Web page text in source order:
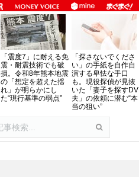
「震度7」に耐える免
震・耐震技術でも破
損。令和8年熊本地震
の「想定を超えた揺
れ」が明らかにし
た“現行基準の弱点”
「探さないでくださ
い」の手紙を自作自
演する卑怯な手口
も。現役探偵が見抜
いた「妻子を探すDV
夫」の依頼に潜む“本
当の狙い”